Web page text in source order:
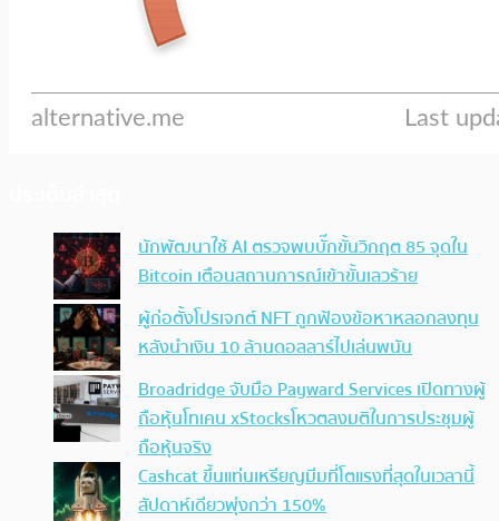
นักพัฒนาใช้ AI ตรวจพบบั๊กขั้นวิกฤต 85 จุดใน
Bitcoin เตือนสถานการณ์เข้าขั้นเลวร้าย
ผู้ก่อตั้งโปรเจกต์ NFT ถูกฟ้องข้อหาหลอกลงทุน
หลังนำเงิน 10 ล้านดอลลาร์ไปเล่นพนัน
Broadridge จับมือ Payward Services เปิดทางผู้
ถือหุ้นโทเคน xStocksโหวตลงมติในการประชุมผู้
ถือหุ้นจริง
Cashcat ขึ้นแท่นเหรียญมีมที่โตแรงที่สุดในเวลานี้
สัปดาห์เดียวพุ่งกว่า 150%